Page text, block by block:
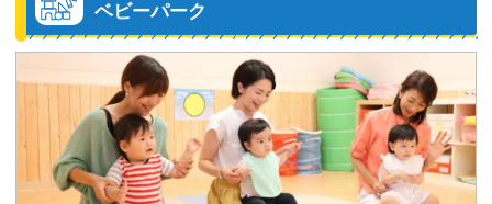
ベビーパーク